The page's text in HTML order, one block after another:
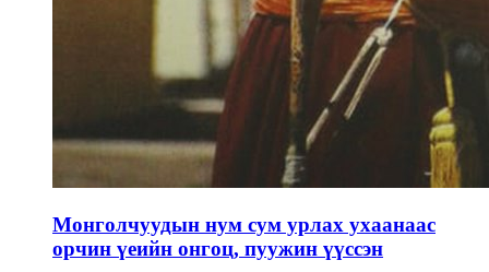
Монголчуудын нум сум урлах ухаанаас
орчин үеийн онгоц, пуужин үүссэн